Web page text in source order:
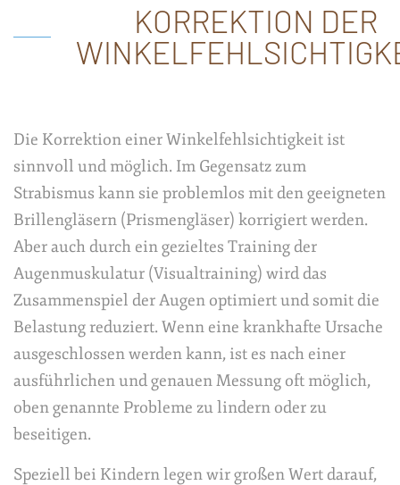
KORREKTION DER
Die Korrektion einer Winkelfehlsichtigkeit ist
sinnvoll und möglich. Im Gegensatz zum
Strabismus kann sie problemlos mit den geeigneten
Brillengläsern (Prismengläser) korrigiert werden.
Aber auch durch ein gezieltes Training der
Augenmuskulatur (Visualtraining) wird das
Zusammenspiel der Augen optimiert und somit die
Belastung reduziert. Wenn eine krankhafte Ursache
ausgeschlossen werden kann, ist es nach einer
ausführlichen und genauen Messung oft möglich,
oben genannte Probleme zu lindern oder zu
beseitigen.
Speziell bei Kindern legen wir großen Wert darauf,